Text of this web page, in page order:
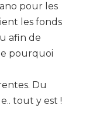
pour les
les fonds
afin de
pourquoi
Du
tout y est !